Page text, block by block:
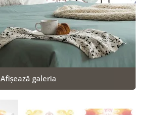
Afişează galeria